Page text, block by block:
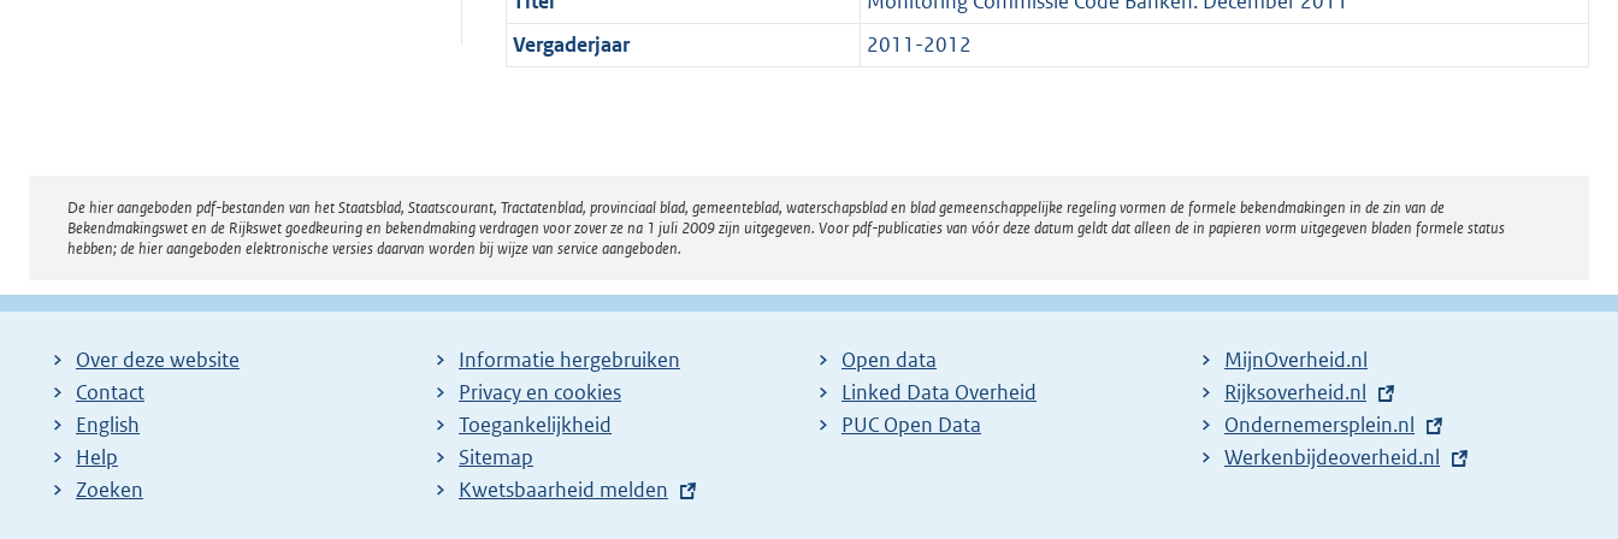
Vergaderjaar
2011-2012
Disclaimer
De hier aangeboden pdf-bestanden van het Staatsblad, Staatscourant, Tractatenblad, provinciaal blad, gemeenteblad, waterschapsblad en blad gemeenschappelijke regeling vormen de formele bekendmakingen in de zin van de
Bekendmakingswet en de Rijkswet goedkeuring en bekendmaking verdragen voor zover ze na 1 juli 2009 zijn uitgegeven. Voor pdf-publicaties van vóór deze datum geldt dat alleen de in papieren vorm uitgegeven bladen formele status
hebben; de hier aangeboden elektronische versies daarvan worden bij wijze van service aangeboden.
Over deze website
Contact
English
Help
Zoeken
Informatie hergebruiken
Privacy en cookies
Toegankelijkheid
Sitemap
E
Kwetsbaarheid melden
Open data
Linked Data Overheid
PUC Open Data
MijnOverheid.nl
E
x
t
Rijksoverheid.nl
E
x
Ondernemersplein.nl
E
Werkenbijdeoverheid.nl